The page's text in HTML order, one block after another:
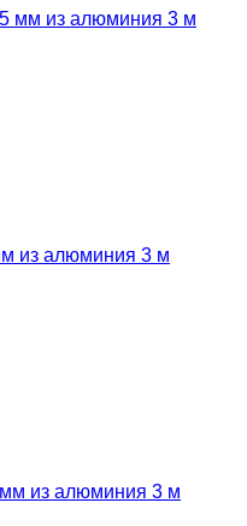
мм из алюминия 3 м
из алюминия 3 м
из алюминия 3 м